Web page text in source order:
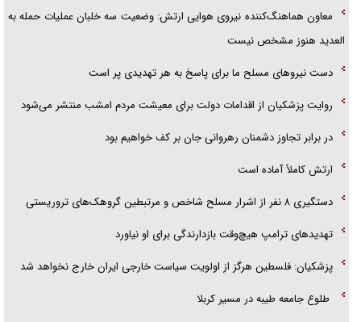
معاون هماهنگ‌کننده نیروی هوایی ارتش: وضعیت سه خلبان عملیات حمله به
العدید هنوز مشخص نیست
دست نیرو‌های مسلح ما برای پاسخ به هر تهدیدی پر است
روایت پزشکیان از اقدامات دولت برای معیشت مردم امشب منتشر می‌شود
در برابر تجاوز دشمنان رهروانی جان بر کف خواهیم بود
ارتش کاملاً آماده است
دستگیری ۸ نفر از اشرار مسلح شاخص و مرتبطین گروهک‌های تروریستی
تهدید‌های ترامپ هیچ‌وقت بازدارندگی برای او نیاورد
پزشکیان: فلسطین هرگز از اولویت سیاست خارجی ایران خارج نخواهد شد
طلوع جامعه طیبه در مسیر کربلا